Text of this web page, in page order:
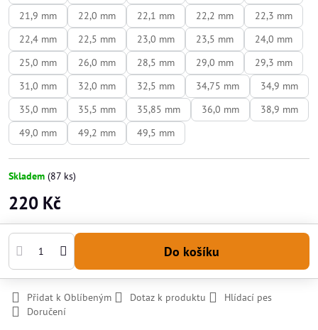
21,9 mm
22,0 mm 22,1 mm 22,2 mm
22,3 mm
22,4 mm
22,5 mm 23,0 mm 23,5 mm
24,0 mm
25,0 mm
26,0 mm 28,5 mm 29,0 mm
29,3 mm
31,0 mm
32,0 mm 32,5 mm 34,75 mm
34,9 mm
35,0 mm
35,5 mm 35,85 mm 36,0 mm
38,9 mm
49,0 mm
49,2 mm 49,5 mm
Skladem (87 ks)
220 Kč
Do košíku
Přidat k Oblíbeným Dotaz k produktu
Hlídací pes
Doručení